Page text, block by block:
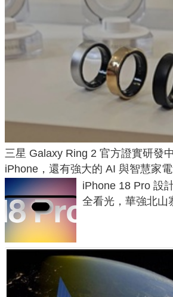
三星 Galaxy Ring 2 官方證實研發
iPhone，還有強大的 AI 與智慧家
iPhone 18 Pro 設
全看光，華強北山